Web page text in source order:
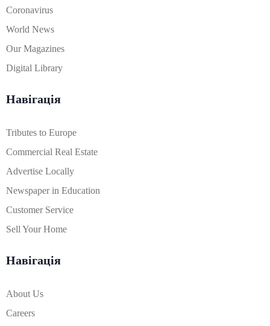
Coronavirus
World News
Our Magazines
Digital Library
Навігація
Tributes to Europe
Commercial Real Estate
Advertise Locally
Newspaper in Education
Customer Service
Sell Your Home
Навігація
About Us
Careers